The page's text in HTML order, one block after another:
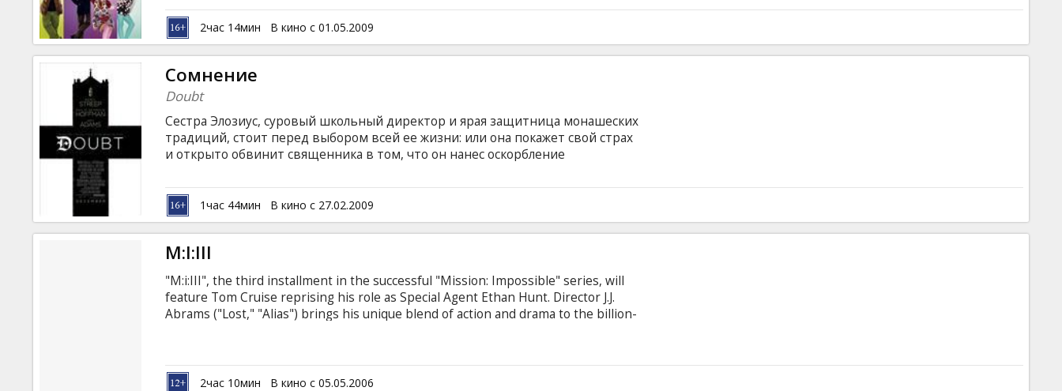
врагами: чиновники любыми силами стараются прекратить вещание.
Радиопиратам приходится выбирать: бежать или наплевать на закон и
ждать последствий.
2час 14мин В кино с 01.05.2009
Сомнение
Doubt
Сестра Элозиус, суровый школьный директор и ярая защитница монашеских
традиций, стоит перед выбором всей ее жизни: или она покажет свой страх
и открыто обвинит священника в том, что он нанес оскорбление
Это глубокая, личностная борьба между сестрой Элозиус и отцом Флинном в
конце концов перерастает в вопрос веры и справедливости в тени
уединенной, «закрытой» церковной организации. В ролях: Philip Seymour
Hoffman, Meryl Streep, Amy Adams Фильм на английском языке с субтитрами
на латышском и русском языках.
1час 44мин В кино с 27.02.2009
M:I:III
"M:i:III", the third installment in the successful "Mission: Impossible" series, will
feature Tom Cruise reprising his role as Special Agent Ethan Hunt. Director J.J.
Abrams ("Lost," "Alias") brings his unique blend of action and drama to the billion-
Keri Russell, Maggie Q Directed by J.J. Abrams English language with latvian and
russian subtitles.
2час 10мин В кино с 05.05.2006